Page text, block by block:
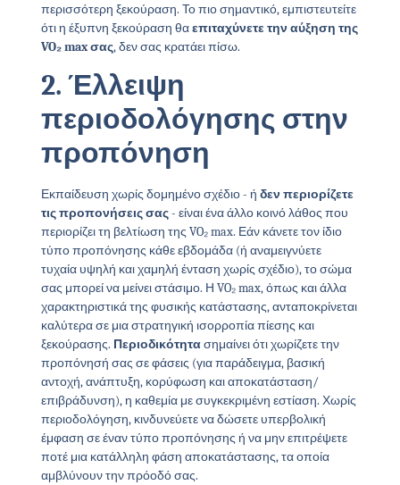
περισσότερη ξεκούραση. Το πιο σημαντικό, εμπιστευτείτε
ότι η έξυπνη ξεκούραση θαεπιταχύνετε την αύξηση της
VO₂ max σας, δεν σας κρατάει πίσω.
2. Έλλειψη
περιοδολόγησης στην
προπόνηση
Εκπαίδευση χωρίς δομημένο σχέδιο - ή δεν περιορίζετε
τις προπονήσεις σας- είναι ένα άλλο κοινό λάθος που
περιορίζει τη βελτίωση της VO₂ max. Εάν κάνετε τον ίδιο
τύπο προπόνησης κάθε εβδομάδα (ή αναμειγνύετε
τυχαία υψηλή και χαμηλή ένταση χωρίς σχέδιο), το σώμα
σας μπορεί να μείνει στάσιμο. Η VO₂ max, όπως και άλλα
χαρακτηριστικά της φυσικής κατάστασης, ανταποκρίνεται
καλύτερα σε μια στρατηγική ισορροπία πίεσης και
ξεκούρασης. Περιοδικότητασημαίνει ότι χωρίζετε την
προπόνησή σας σε φάσεις (για παράδειγμα, βασική
αντοχή, ανάπτυξη, κορύφωση και αποκατάσταση/
επιβράδυνση), η καθεμία με συγκεκριμένη εστίαση. Χωρίς
περιοδολόγηση, κινδυνεύετε να δώσετε υπερβολική
έμφαση σε έναν τύπο προπόνησης ή να μην επιτρέψετε
ποτέ μια κατάλληλη φάση αποκατάστασης, τα οποία
αμβλύνουν την πρόοδό σας.